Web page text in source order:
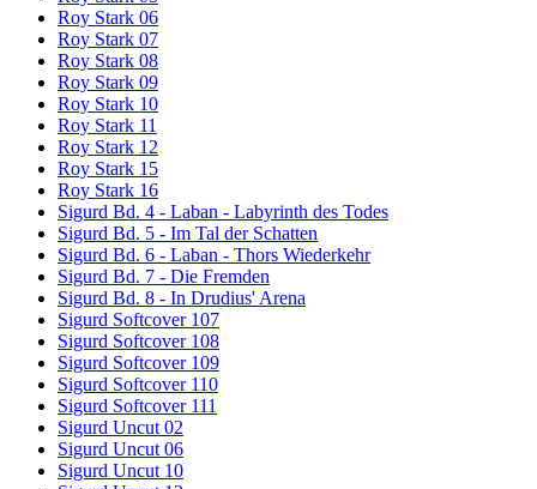
Roy Stark 06
Roy Stark 07
Roy Stark 08
Roy Stark 09
Roy Stark 10
Roy Stark 11
Roy Stark 12
Roy Stark 15
Roy Stark 16
Sigurd Bd. 4 - Laban - Labyrinth des Todes
Sigurd Bd. 5 - Im Tal der Schatten
Sigurd Bd. 6 - Laban - Thors Wiederkehr
Sigurd Bd. 7 - Die Fremden
Sigurd Bd. 8 - In Drudius' Arena
Sigurd Softcover 107
Sigurd Softcover 108
Sigurd Softcover 109
Sigurd Softcover 110
Sigurd Softcover 111
Sigurd Uncut 02
Sigurd Uncut 06
Sigurd Uncut 10